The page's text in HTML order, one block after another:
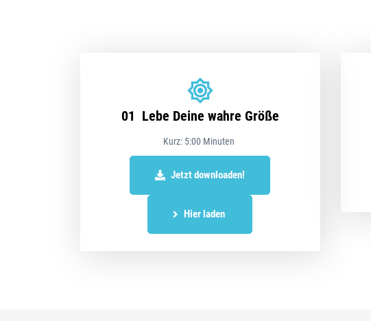
01 Lebe Deine wahre Größe
Kurz: 5:00 Minuten
Jetzt downloaden!
Hier laden